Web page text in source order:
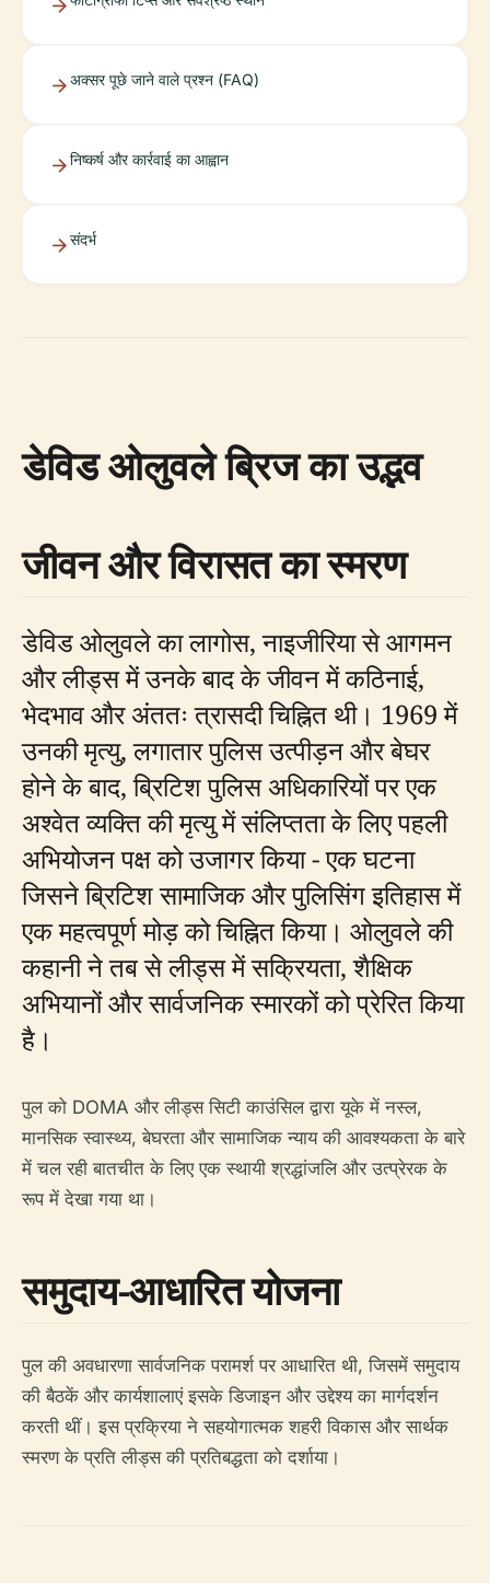
अक्सर पूछे जाने वाले प्रश्न (FAQ)
निष्कर्ष और कार्रवाई का आह्वान
संदर्भ
डेविड ओलुवले ब्रिज का उद्भव
जीवन और विरासत का स्मरण
डेविड ओलुवले का लागोस, नाइजीरिया से आगमन
और लीड्स में उनके बाद के जीवन में कठिनाई,
भेदभाव और अंततः त्रासदी चिह्नित थी। 1969 में
उनकी मृत्यु, लगातार पुलिस उत्पीड़न और बेघर
होने के बाद, ब्रिटिश पुलिस अधिकारियों पर एक
अश्वेत व्यक्ति की मृत्यु में संलिप्तता के लिए पहली
अभियोजन पक्ष को उजागर किया - एक घटना
जिसने ब्रिटिश सामाजिक और पुलिसिंग इतिहास में
एक महत्वपूर्ण मोड़ को चिह्नित किया। ओलुवले की
कहानी ने तब से लीड्स में सक्रियता, शैक्षिक
अभियानों और सार्वजनिक स्मारकों को प्रेरित किया
है।
पुल को DOMA और लीड्स सिटी काउंसिल द्वारा यूके में नस्ल,
मानसिक स्वास्थ्य, बेघरता और सामाजिक न्याय की आवश्यकता के बारे
में चल रही बातचीत के लिए एक स्थायी श्रद्धांजलि और उत्प्रेरक के
रूप में देखा गया था।
समुदाय-आधारित योजना
पुल की अवधारणा सार्वजनिक परामर्श पर आधारित थी, जिसमें समुदाय
की बैठकें और कार्यशालाएं इसके डिजाइन और उद्देश्य का मार्गदर्शन
करती थीं। इस प्रक्रिया ने सहयोगात्मक शहरी विकास और सार्थक
स्मरण के प्रति लीड्स की प्रतिबद्धता को दर्शाया।